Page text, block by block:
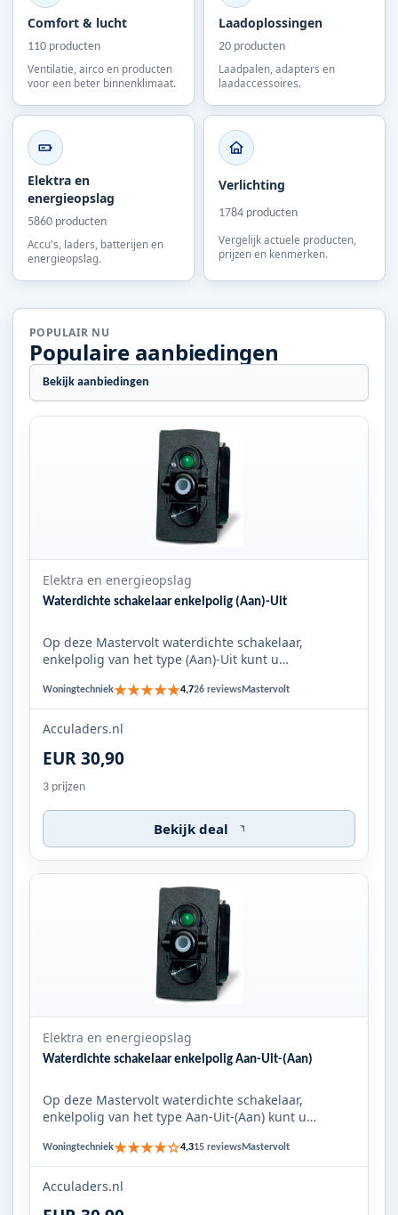
Comfort & lucht
110 producten
Ventilatie, airco en producten
voor een beter binnenklimaat.
Laadoplossingen
20 producten
Laadpalen, adapters en
laadaccessoires.
Elektra en
energieopslag
5860 producten
Accu's, laders, batterijen en
energieopslag.
Verlichting
1784 producten
Vergelijk actuele producten,
prijzen en kenmerken.
POPULAIR NU
Populaire aanbiedingen
Bekijk aanbiedingen
Elektra en energieopslag
Waterdichte schakelaar enkelpolig (Aan)-Uit
Op deze Mastervolt waterdichte schakelaar,
enkelpolig van het type (Aan)-Uit kunt u
Woningtechniek★★★★★4,726 reviewsMastervolt
Acculaders.nl
EUR 30,90
3 prijzen
Bekijk deal
Elektra en energieopslag
Waterdichte schakelaar enkelpolig Aan-Uit-(Aan)
Op deze Mastervolt waterdichte schakelaar,
enkelpolig van het type Aan-Uit-(Aan) kunt u
Woningtechniek★★★★☆4,315 reviewsMastervolt
Acculaders.nl